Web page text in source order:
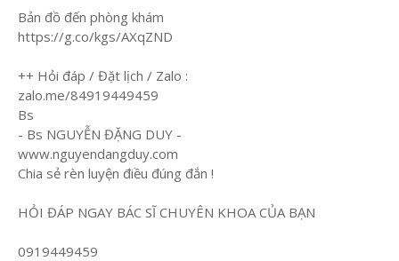
Bản đồ đến phòng khám
https://g.co/kgs/AXqZND
++ Hỏi đáp / Đặt lịch / Zalo :
zalo.me/84919449459
Bs
- Bs NGUYỄN ĐẶNG DUY -
www.nguyendangduy.com
Chia sẻ rèn luyện điều đúng đắn !
HỎI ĐÁP NGAY BÁC SĨ CHUYÊN KHOA CỦA BẠN
0919449459